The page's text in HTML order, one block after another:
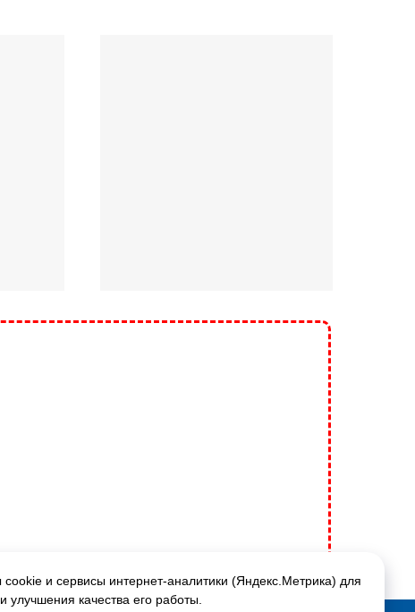
и сервисы интернет-аналитики (Яндекс.Метрика) для
улучшения качества его работы.